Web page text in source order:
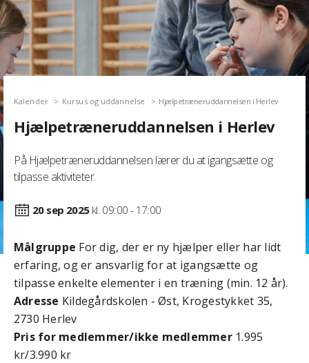
Kalender Kursus og uddannelse Hjælpetræneruddannelsen i Herlev
Hjælpetræneruddannelsen i Herlev
På Hjælpetræneruddannelsen lærer du at igangsætte og
tilpasse aktiviteter.
20 sep 2025kl. 09:00 - 17:00
Målgruppe For dig, der er ny hjælper eller har lidt
erfaring, og er ansvarlig for at igangsætte og
tilpasse enkelte elementer i en træning (min. 12 år).
Adresse Kildegårdskolen - Øst, Krogestykket 35,
2730 Herlev
Pris for medlemmer/ikke medlemmer1.995
kr/3.990 kr